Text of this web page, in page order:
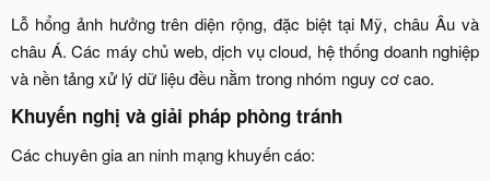
Lỗ hổng ảnh hưởng trên diện rộng, đặc biệt tại Mỹ, châu Âu và
châu Á. Các máy chủ web, dịch vụ cloud, hệ thống doanh nghiệp
và nền tảng xử lý dữ liệu đều nằm trong nhóm nguy cơ cao.​
Khuyến nghị và giải pháp phòng tránh​
Các chuyên gia an ninh mạng khuyến cáo:​